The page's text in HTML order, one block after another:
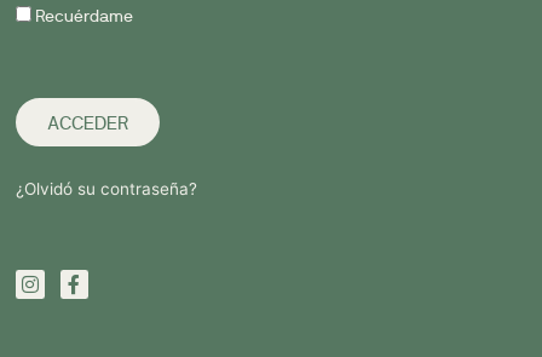
Recuérdame
ACCEDER
¿Olvidó su contraseña?